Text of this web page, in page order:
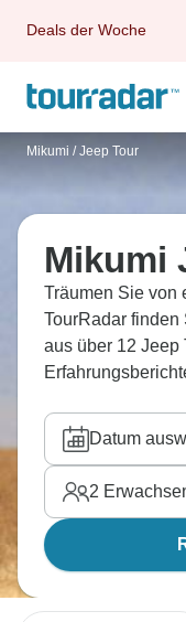
Deals der Woche
Mikumi / Jeep Tour
Mikumi
Träumen Sie von
TourRadar
aus über 12 Jeep
Datum
2